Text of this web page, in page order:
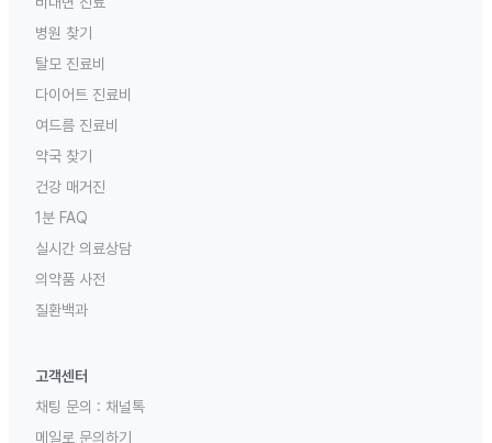
병원 찾기
탈모 진료비
다이어트 진료비
여드름 진료비
약국 찾기
건강 매거진
1분 FAQ
실시간 의료상담
의약품 사전
질환백과
고객센터
채팅 문의 : 채널톡
메일로 문의하기